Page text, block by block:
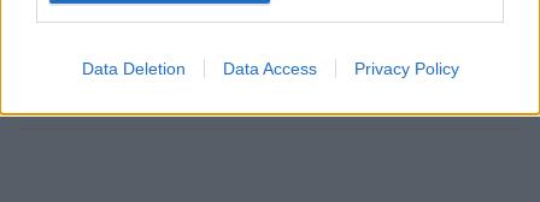
Data Deletion Data Access Privacy Policy
Δημοσιεύθηκε σεΑπόψεις | TaggedDeepMind ,Ανθρωπότητα